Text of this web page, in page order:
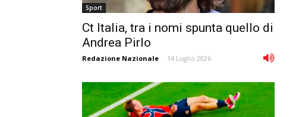
Sport
Ct Italia, tra i nomi spunta quello di
Andrea Pirlo
Redazione Nazionale - 14 Luglio 2026